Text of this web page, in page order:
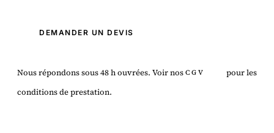
DEMANDER UN DEVIS
Nous répondons sous 48 h ouvrées. Voir nos CGV
pour les
conditions de prestation.